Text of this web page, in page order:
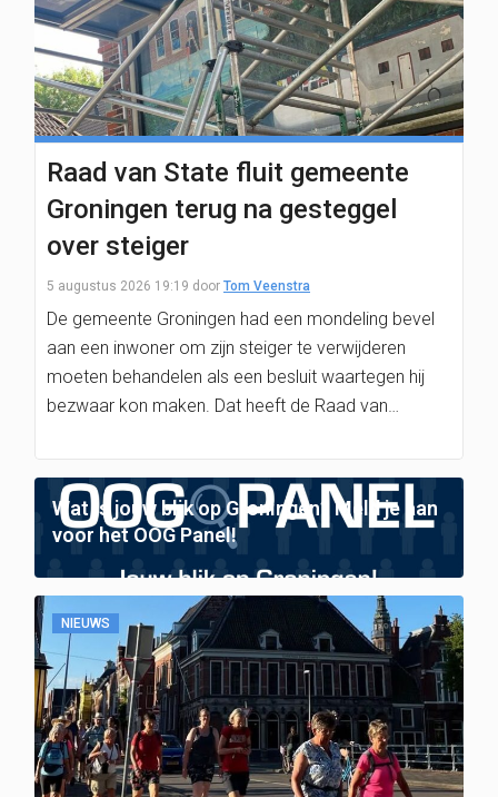
Raad van State fluit gemeente
Groningen terug na gesteggel
over steiger
5 augustus 2026 19:19 door Tom Veenstra
De gemeente Groningen had een mondeling bevel
aan een inwoner om zijn steiger te verwijderen
moeten behandelen als een besluit waartegen hij
bezwaar kon maken. Dat heeft de Raad van…
Wat is jouw blik op Groningen? Meld je aan
voor het OOG Panel!
NIEUWS